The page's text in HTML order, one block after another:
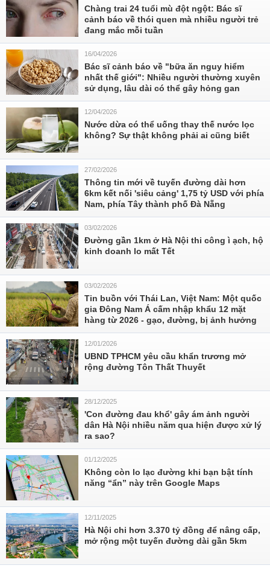
Chàng trai 24 tuổi mù đột ngột: Bác sĩ
cảnh báo về thói quen mà nhiều người trẻ
đang mắc mỗi tuần
16/04/2026
Bác sĩ cảnh báo về "bữa ăn nguy hiểm
nhất thế giới": Nhiều người thường xuyên
sử dụng, lâu dài có thể gây hỏng gan
12/04/2026
Nước dừa có thể uống thay thế nước lọc
không? Sự thật không phải ai cũng biết
27/02/2026
Thông tin mới về tuyến đường dài hơn
6km kết nối 'siêu cảng' 1,75 tỷ USD với phía
Nam, phía Tây thành phố Đà Nẵng
03/02/2026
Đường gần 1km ở Hà Nội thi công ì ạch, hộ
kinh doanh lo mất Tết
03/02/2026
Tin buồn với Thái Lan, Việt Nam: Một quốc
gia Đông Nam Á cấm nhập khẩu 12 mặt
hàng từ 2026 - gạo, đường, bị ảnh hưởng
12/01/2026
UBND TPHCM yêu cầu khẩn trương mở
rộng đường Tôn Thất Thuyết
28/12/2025
'Con đường đau khổ' gây ám ảnh người
dân Hà Nội nhiều năm qua hiện được xử lý
ra sao?
01/12/2025
Không còn lo lạc đường khi bạn bật tính
năng “ẩn” này trên Google Maps
12/11/2025
Hà Nội chi hơn 3.370 tỷ đồng để nâng cấp,
mở rộng một tuyến đường dài gần 5km